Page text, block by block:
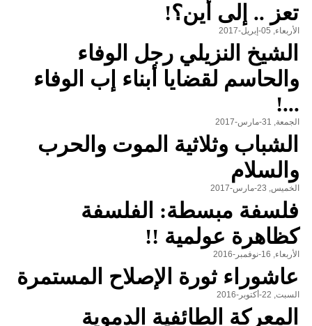
تعز .. إلى أين؟!
الأربعاء, 05-إبريل-2017
الشيخ النزيلي رجل الوفاء
والحاسم لقضايا أبناء إب الوفاء
...!
الجمعة, 31-مارس-2017
الشباب وثلاثية الموت والحرب
والسلام
الخميس, 23-مارس-2017
فلسفة مبسطة: الفلسفة
كظاهرة عولمية !!
الأربعاء, 16-نوفمبر-2016
عاشوراء ثورة الإصلاح المستمرة
السبت, 22-أكتوبر-2016
المعركة الطائفية الدموية